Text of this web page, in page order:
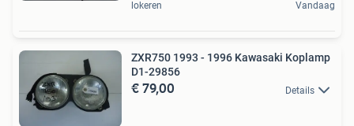
lokeren Vandaag
ZXR750 1993 - 1996 Kawasaki Koplamp
D1-29856
€ 79,00 Details